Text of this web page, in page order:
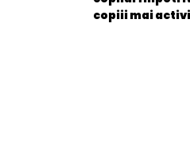
copiii mai